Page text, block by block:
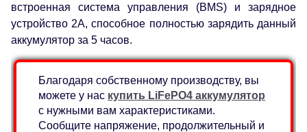
встроенная система управления (BMS) и зарядное
устройство 2А, способное полностью зарядить данный
аккумулятор за 5 часов.
Благодаря собственному производству, вы
можете у нас купить LiFePO4 аккумулятор
с нужными вам характеристиками.
Сообщите напряжение, продолжительный и